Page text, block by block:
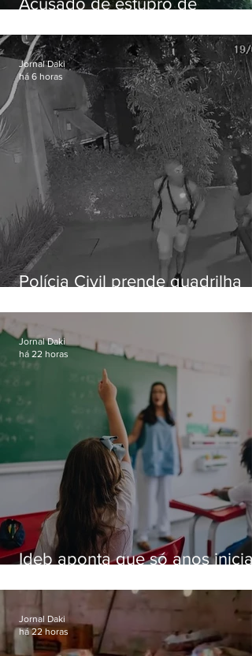
Polícia Civil prende quadrilha
residências de luxo no Rio
Jornal Daki
há 6 horas
Ideb aponta que só anos
educação
Jornal Daki
há 22 horas
Jornal Daki
há 22 horas